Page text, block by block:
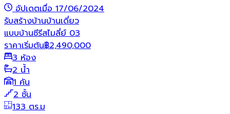
อัปเดตเมื่อ 17/06/2024
รับสร้างบ้านบ้านเดี่ยว
แบบบ้านซีรีสไมลี่ย์ 03
ราคาเริ่มต้น฿2,490,000
3 ห้อง
2 น้ำ
1 คัน
2 ชั้น
133 ตร.ม